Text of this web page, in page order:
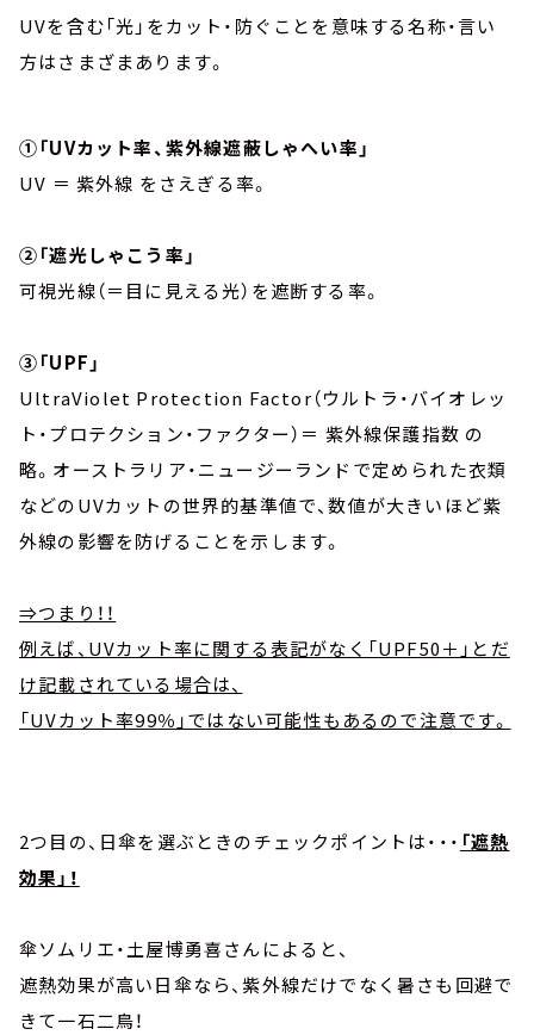
UVを含む「光」をカット・防ぐことを意味する名称・言い
方はさまざまあります。
①「UVカット率、紫外線遮蔽しゃへい率」
UV ＝ 紫外線 をさえぎる率。
②「遮光しゃこう率」
可視光線（＝目に見える光）を遮断する率。
③「UPF」
UltraViolet Protection Factor（ウルトラ・バイオレッ
ト・プロテクション・ファクター）＝ 紫外線保護指数 の
略。オーストラリア・ニュージーランドで定められた衣類
などのUVカットの世界的基準値で、数値が大きいほど紫
外線の影響を防げることを示します。
⇒つまり！！
例えば、UVカット率に関する表記がなく「UPF50＋」とだ
け記載されている場合は、
「UVカット率99％」ではない可能性もあるので注意です。
2つ目の、日傘を選ぶときのチェックポイントは・・・ 「遮熱
効果」！
傘ソムリエ・土屋博勇喜さんによると、
遮熱効果が高い日傘なら、紫外線だけでなく暑さも回避で
きて一石二鳥！